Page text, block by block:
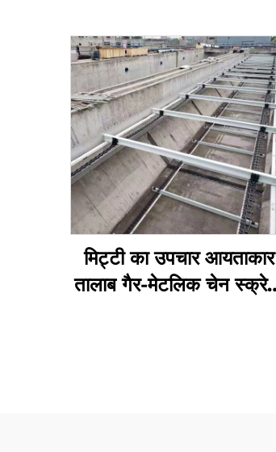
मिट्टी का उपचार आयताकार
तालाब गैर-मेटलिक चेन